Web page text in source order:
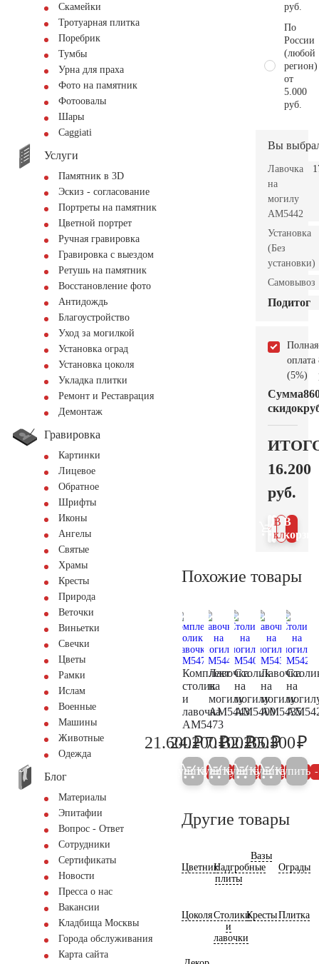
Скамейки
Тротуарная плитка
Поребрик
Тумбы
Урна для праха
Фото на памятник
Фотоовалы
Шары
Сaggiati
Услуги
Памятник в 3D
Эскиз - согласование
Портреты на памятник
Цветной портрет
Ручная гравировка
Гравировка с выездом
Ретушь на памятник
Восстановление фото
Антидождь
Благоустройство
Уход за могилкой
Установка оград
Установка цоколя
Укладка плитки
Ремонт и Реставрация
Демонтаж
Гравировка
Картинки
Лицевое
Обратное
Шрифты
Иконы
Ангелы
Святые
Храмы
Кресты
Природа
Веточки
Виньетки
Свечки
Цветы
Рамки
Ислам
Военные
Машины
Животные
Одежда
Блог
Материалы
Эпитафии
Вопрос - Ответ
Сотрудники
Сертификаты
Новости
Пресса о нас
Вакансии
Кладбища Москвы
Города обслуживания
Карта сайта
руб.
По
России
(любой
регион)
от
5.000
руб.
Вы
Лавочка
на
могилу
AM5442
Установка
(Без
установки)
Самовывоз
Подитог
Полная
оплата
(5%)
Сумма
скидок
16.200
руб.
В
В 1
клик
Похожие товары
Комплект
столик
и
лавочка
АМ5473
22.700
21.600₽
Купить 5%
Лавочка
на
могилу
AM5443
25.500
24.200₽
Купить 5%
Столик
на
могилу
AM5400
7.500
7.100₽
Купить 5%
Лавочка
на
могилу
AM5435
33.900
32.200₽
Купить 5%
на
35.300₽
Купить
Другие товары
ЦветникНадгробные
плиты
Вазы
Ограды
ЦоколяСтолики
и
лавочки
КрестыПлитка